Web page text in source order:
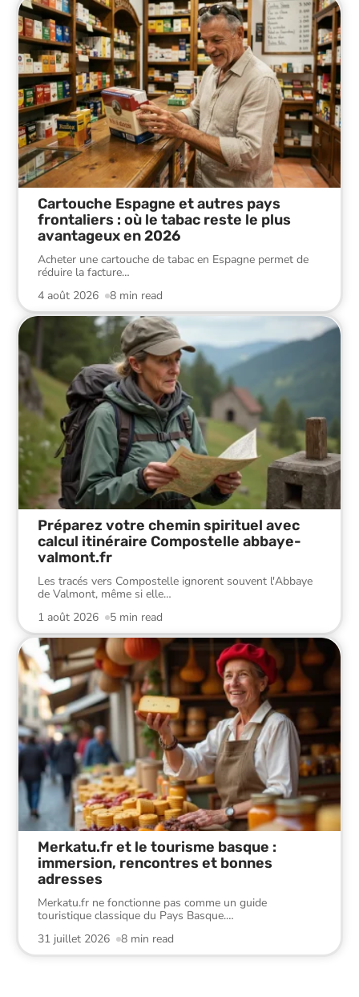
Cartouche Espagne et autres pays
frontaliers : où le tabac reste le plus
avantageux en 2026
Acheter une cartouche de tabac en Espagne permet de
réduire la facture…
8 min read
4 août 2026
Préparez votre chemin spirituel avec
calcul itinéraire Compostelle abbaye-
valmont.fr
Les tracés vers Compostelle ignorent souvent l'Abbaye
de Valmont, même si elle…
5 min read
1 août 2026
Merkatu.fr et le tourisme basque :
immersion, rencontres et bonnes
adresses
Merkatu.fr ne fonctionne pas comme un guide
touristique classique du Pays Basque.…
8 min read
31 juillet 2026